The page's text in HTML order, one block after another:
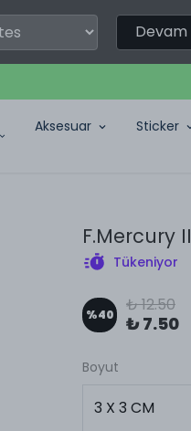
Devam
Aksesuar Sticker
F.Mercury II
Tükeniyor
%40 ₺ 12.50
₺ 7.50
Boyut